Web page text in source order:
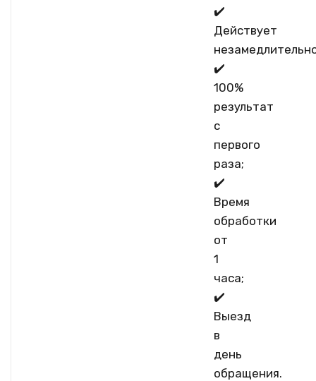
✔️
Действует
✔️
100%
результат
с
первого
раза;
✔️
Время
обработки
от
1
часа;
✔️
Выезд
в
день
обращения.